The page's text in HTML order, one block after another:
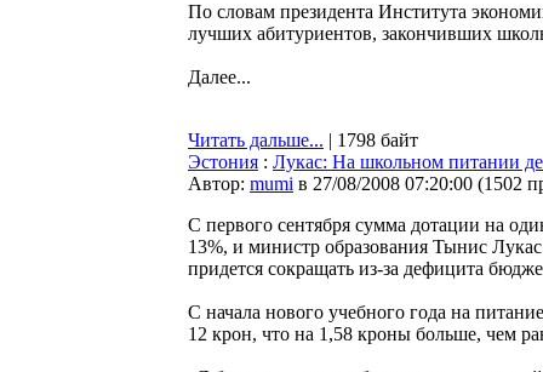
По словам президента Института
лучших абитуриентов, закончивших
Далее...
Читать дальше... | 1798 байт
Эстония : Лукас: На школьном питании
Автор: mumi в 27/08/2008 07:20:00 (1502
С первого сентября сумма дотации на
13%, и министр образования Тынис Лукас
придется сокращать из-за дефицита
С начала нового учебного года на
12 крон, что на 1,58 кроны больше, чем